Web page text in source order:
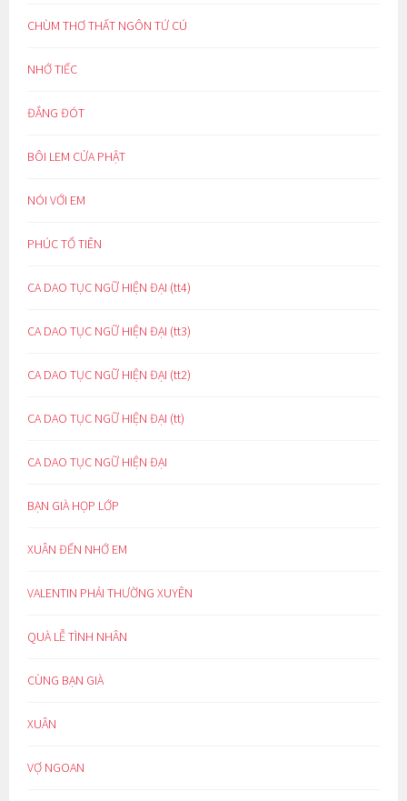
CHÙM THƠ THẤT NGÔN TỨ CÚ
NHỚ TIẾC
ĐẮNG ĐÓT
BÔI LEM CỬA PHẬT
NÓI VỚI EM
PHÚC TỔ TIÊN
CA DAO TỤC NGỮ HIỆN ĐẠI (tt4)
CA DAO TỤC NGỮ HIỆN ĐẠI (tt3)
CA DAO TỤC NGỮ HIỆN ĐẠI (tt2)
CA DAO TỤC NGỮ HIỆN ĐẠI (tt)
CA DAO TỤC NGỮ HIỆN ĐẠI
BẠN GIÀ HỌP LỚP
XUÂN ĐẾN NHỚ EM
VALENTIN PHẢI THƯỜNG XUYÊN
QUÀ LỄ TÌNH NHÂN
CÙNG BẠN GIÀ
XUÂN
VỢ NGOAN